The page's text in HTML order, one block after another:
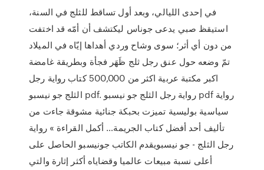
في إحدى الليالي، وبعد أول تساقط للثلج في السنة،
استيقظ صبي يدعى جوناس ليكتشف أن أمّه قد اختفت
من دون أي أثر؛ سوى وشاح وردي أهداها إيّاه في الميلاد
تمّ وضعه حول عنق رجل ثلج ظَهَر فجأة وبطريقة غامضة
اكبر مكتبة عربية اكثر من 500,000 كتاب رواية رجل
الثلج جو نيسبو pdf. رواية رجل الثلج جو نيسبو pdf رواية
سياسية بوليسية تميزت بحبكة جنائية مشوقة جاءت من
تأليف أحد أفضل كتاب الجريمة… أكمل القراءة » رواية
رجل الثلج - جو نيسبويقدم الكاتب جونيسبو الحاصل على
أعلى نسبة مبيعات عالميا وقضاياه أكثر إثارة والتي